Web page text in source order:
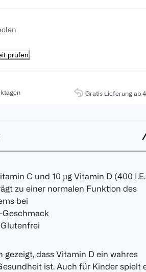
prüfen
Gratis Lieferung ab
C und 10 µg Vitamin D (400
zu einer normalen Funktion des
bei
Geschmack
gezeigt, dass Vitamin D ein wahres
ist. Auch für Kinder spielt